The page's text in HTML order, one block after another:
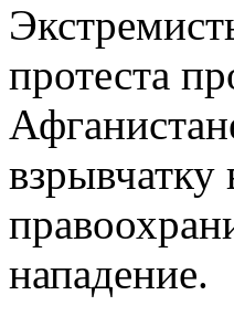
протеста
взрывчатку
нападение.